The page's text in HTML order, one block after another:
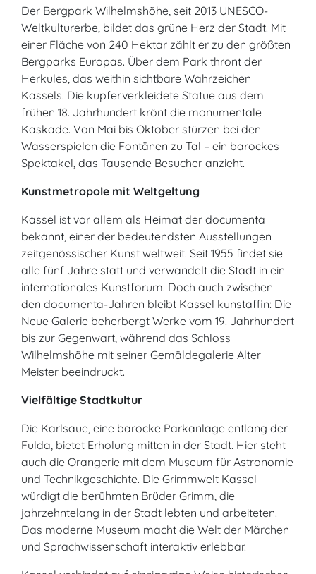
Der Bergpark Wilhelmshöhe, seit 2013 UNESCO-
Weltkulturerbe, bildet das grüne Herz der Stadt. Mit
einer Fläche von 240 Hektar zählt er zu den größten
Bergparks Europas. Über dem Park thront der
Herkules, das weithin sichtbare Wahrzeichen
Kassels. Die kupferverkleidete Statue aus dem
frühen 18. Jahrhundert krönt die monumentale
Kaskade. Von Mai bis Oktober stürzen bei den
Wasserspielen die Fontänen zu Tal – ein barockes
Spektakel, das Tausende Besucher anzieht.
Kunstmetropole mit Weltgeltung
Kassel ist vor allem als Heimat der documenta
bekannt, einer der bedeutendsten Ausstellungen
zeitgenössischer Kunst weltweit. Seit 1955 findet sie
alle fünf Jahre statt und verwandelt die Stadt in ein
internationales Kunstforum. Doch auch zwischen
den documenta-Jahren bleibt Kassel kunstaffin: Die
Neue Galerie beherbergt Werke vom 19. Jahrhundert
bis zur Gegenwart, während das Schloss
Wilhelmshöhe mit seiner Gemäldegalerie Alter
Meister beeindruckt.
Vielfältige Stadtkultur
Die Karlsaue, eine barocke Parkanlage entlang der
Fulda, bietet Erholung mitten in der Stadt. Hier steht
auch die Orangerie mit dem Museum für Astronomie
und Technikgeschichte. Die Grimmwelt Kassel
würdigt die berühmten Brüder Grimm, die
jahrzehntelang in der Stadt lebten und arbeiteten.
Das moderne Museum macht die Welt der Märchen
und Sprachwissenschaft interaktiv erlebbar.